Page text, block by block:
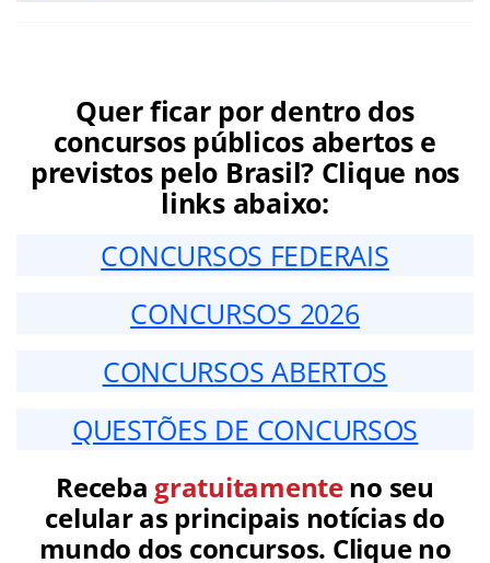
Quer ficar por dentro dos
concursos públicos abertos e
previstos pelo Brasil? Clique nos
links abaixo:
CONCURSOS FEDERAIS
CONCURSOS 2026
CONCURSOS ABERTOS
QUESTÕES DE CONCURSOS
Receba gratuitamenteno seu
celular as principais notícias do
mundo dos concursos. Clique no